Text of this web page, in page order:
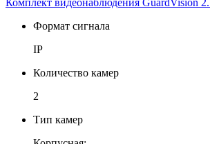
Формат сигнала
IP
Количество камер
2
Тип камер